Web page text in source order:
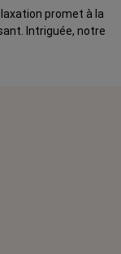
promet à la
Intriguée, notre